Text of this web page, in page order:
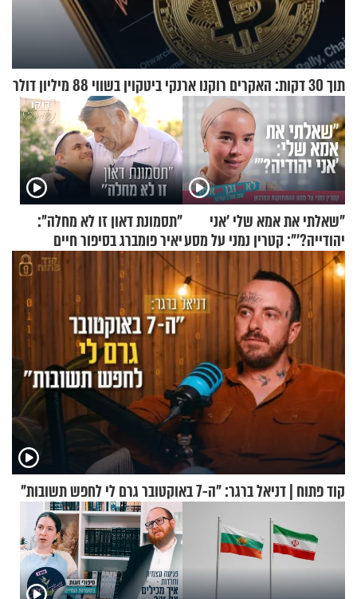
תוך 30 דקות: האקרים רוקנו ארנקי ביטקוין בשווי 88 מיליון דולר
"שאלתי את אמא שלי 'אני
יהודייה?'": קטרין נמני על מסע
ההתחזקות המרגש
"תסמונת דאון זו לא מחלה":
יאיר פומברג בסיפור חיים
מעורר השראה
קוד פתוח | דניאל ברגר: "ה-7 באוקטובר גרם לי לחפש תשובות"